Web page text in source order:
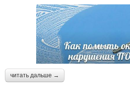
читать дальше →